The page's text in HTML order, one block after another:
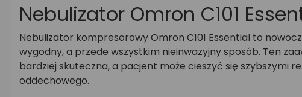
Nebulizator Omron C101
Nebulizator kompresorowy Omron C101 Essential to
wygodny, a przede wszystkim nieinwazyjny sposób. Ten
bardziej skuteczna, a pacjent może cieszyć się szybszymi
oddechowego.